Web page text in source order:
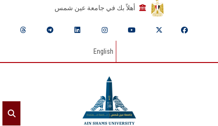
أهلاً بك في جامعة عين شمس
English